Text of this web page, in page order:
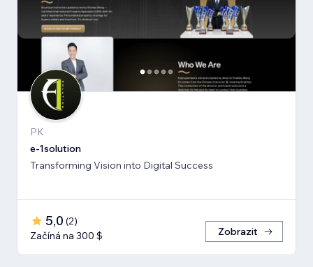
PK
e-1solution
Transforming Vision into Digital Success
5,0 (2)
Začíná na 300 $
Zobrazit